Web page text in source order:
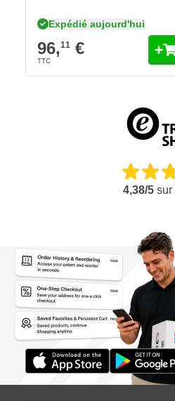
Expédié aujourd'hui
96,11 €
4,38/5 sur